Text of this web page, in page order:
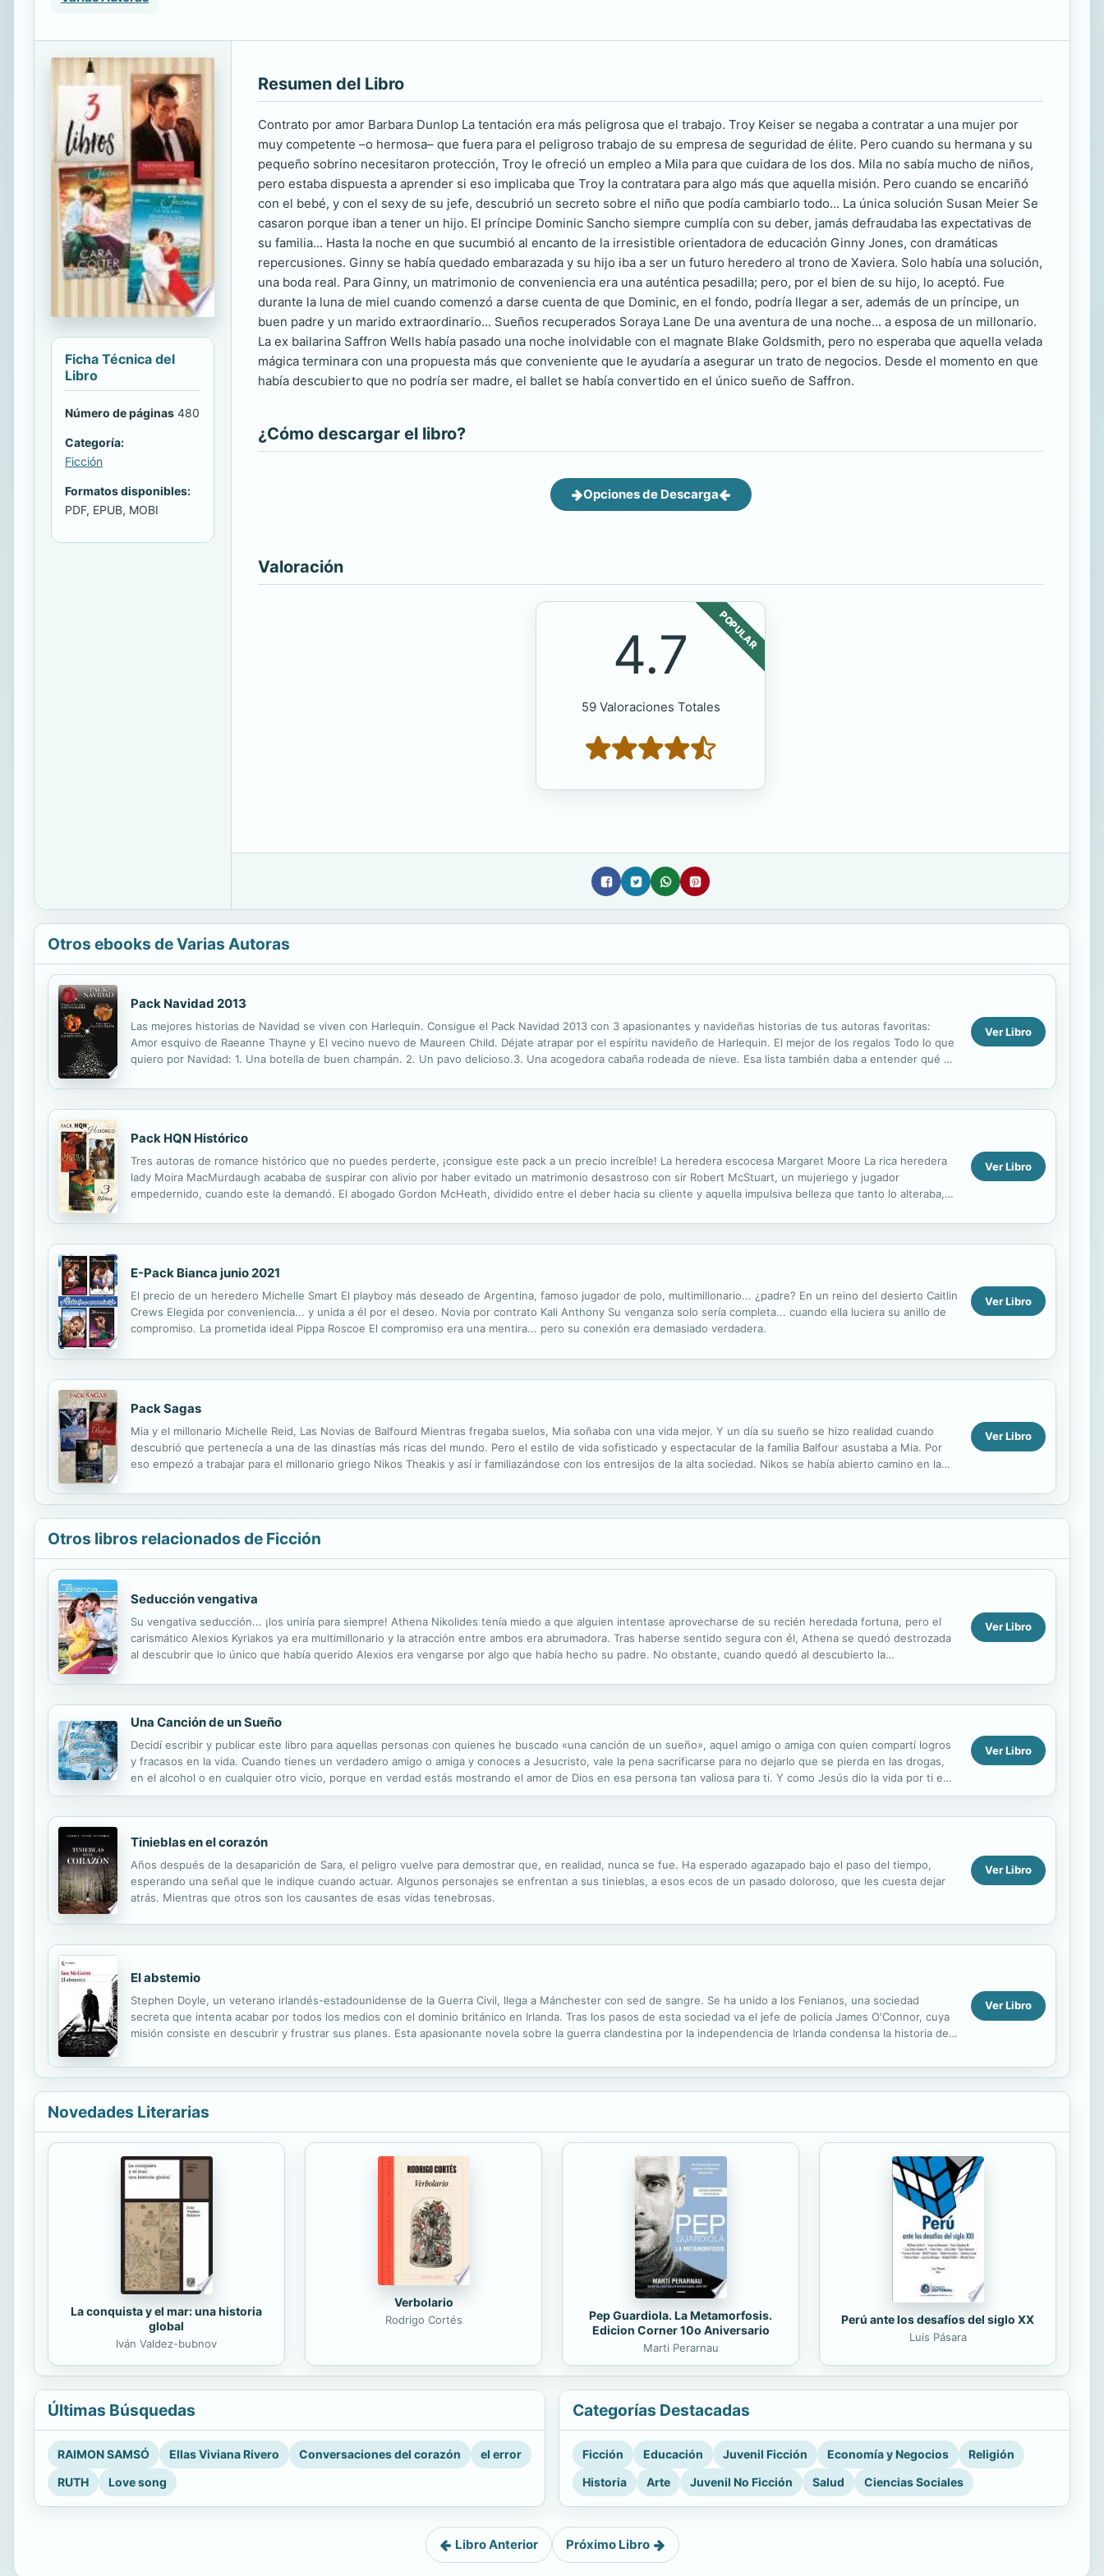
Ficha Técnica del
Libro
Número de páginas 480
Categoría:
Ficción
Formatos disponibles:
PDF, EPUB, MOBI
Resumen del Libro
Contrato por amor Barbara Dunlop La tentación era más peligrosa que el trabajo. Troy Keiser se negaba a contratar a una mujer por
muy competente –o hermosa– que fuera para el peligroso trabajo de su empresa de seguridad de élite. Pero cuando su hermana y su
pequeño sobrino necesitaron protección, Troy le ofreció un empleo a Mila para que cuidara de los dos. Mila no sabía mucho de niños,
pero estaba dispuesta a aprender si eso implicaba que Troy la contratara para algo más que aquella misión. Pero cuando se encariñó
con el bebé, y con el sexy de su jefe, descubrió un secreto sobre el niño que podía cambiarlo todo... La única solución Susan Meier Se
casaron porque iban a tener un hijo. El príncipe Dominic Sancho siempre cumplía con su deber, jamás defraudaba las expectativas de
su familia... Hasta la noche en que sucumbió al encanto de la irresistible orientadora de educación Ginny Jones, con dramáticas
repercusiones. Ginny se había quedado embarazada y su hijo iba a ser un futuro heredero al trono de Xaviera. Solo había una solución,
una boda real. Para Ginny, un matrimonio de conveniencia era una auténtica pesadilla; pero, por el bien de su hijo, lo aceptó. Fue
durante la luna de miel cuando comenzó a darse cuenta de que Dominic, en el fondo, podría llegar a ser, además de un príncipe, un
buen padre y un marido extraordinario... Sueños recuperados Soraya Lane De una aventura de una noche... a esposa de un millonario.
La ex bailarina Saffron Wells había pasado una noche inolvidable con el magnate Blake Goldsmith, pero no esperaba que aquella velada
mágica terminara con una propuesta más que conveniente que le ayudaría a asegurar un trato de negocios. Desde el momento en que
había descubierto que no podría ser madre, el ballet se había convertido en el único sueño de Saffron.
¿Cómo descargar el libro?
Opciones de Descarga
Valoración
POPULAR
4.7
59 Valoraciones Totales
Otros ebooks de Varias Autoras
Pack Navidad 2013
Las mejores historias de Navidad se viven con Harlequin. Consigue el Pack Navidad 2013 con 3 apasionantes y navideñas historias de tus autoras favoritas:
Amor esquivo de Raeanne Thayne y El vecino nuevo de Maureen Child. Déjate atrapar por el espíritu navideño de Harlequin. El mejor de los regalos Todo lo que
quiero por Navidad: 1. Una botella de buen champán. 2. Un pavo delicioso.3. Una acogedora cabaña rodeada de nieve. Esa lista también daba a entender qué no
Ver Libro
Pack HQN Histórico
Tres autoras de romance histórico que no puedes perderte, ¡consigue este pack a un precio increíble! La heredera escocesa Margaret Moore La rica heredera
lady Moira MacMurdaugh acababa de suspirar con alivio por haber evitado un matrimonio desastroso con sir Robert McStuart, un mujeriego y jugador
empedernido, cuando este la demandó. El abogado Gordon McHeath, dividido entre el deber hacia su cliente y aquella impulsiva belleza que tanto lo alteraba,
Ver Libro
E-Pack Bianca junio 2021
El precio de un heredero Michelle Smart El playboy más deseado de Argentina, famoso jugador de polo, multimillonario... ¿padre? En un reino del desierto Caitlin
Crews Elegida por conveniencia... y unida a él por el deseo. Novia por contrato Kali Anthony Su venganza solo sería completa... cuando ella luciera su anillo de
compromiso. La prometida ideal Pippa Roscoe El compromiso era una mentira... pero su conexión era demasiado verdadera.
Ver Libro
Pack Sagas
Mia y el millonario Michelle Reid, Las Novias de Balfourd Mientras fregaba suelos, Mia soñaba con una vida mejor. Y un día su sueño se hizo realidad cuando
descubrió que pertenecía a una de las dinastías más ricas del mundo. Pero el estilo de vida sofisticado y espectacular de la familia Balfour asustaba a Mia. Por
eso empezó a trabajar para el millonario griego Nikos Theakis y así ir familiazándose con los entresijos de la alta sociedad. Nikos se había abierto camino en la
Ver Libro
Otros libros relacionados de Ficción
Seducción vengativa
Su vengativa seducción... ¡los uniría para siempre! Athena Nikolides tenía miedo a que alguien intentase aprovecharse de su recién heredada fortuna, pero el
carismático Alexios Kyriakos ya era multimillonario y la atracción entre ambos era abrumadora. Tras haberse sentido segura con él, Athena se quedó destrozada
al descubrir que lo único que había querido Alexios era vengarse por algo que había hecho su padre. No obstante, cuando quedó al descubierto la
Ver Libro
Una Canción de un Sueño
Decidí escribir y publicar este libro para aquellas personas con quienes he buscado «una canción de un sueño», aquel amigo o amiga con quien compartí logros
y fracasos en la vida. Cuando tienes un verdadero amigo o amiga y conoces a Jesucristo, vale la pena sacrificarse para no dejarlo que se pierda en las drogas,
en el alcohol o en cualquier otro vicio, porque en verdad estás mostrando el amor de Dios en esa persona tan valiosa para ti. Y como Jesús dio la vida por ti en
una cruel cruz, así les muestras ese amor a todas las personas, y no solo hablo de amigos y amigas, sino a...
Ver Libro
Tinieblas en el corazón
Años después de la desaparición de Sara, el peligro vuelve para demostrar que, en realidad, nunca se fue. Ha esperado agazapado bajo el paso del tiempo,
esperando una señal que le indique cuando actuar. Algunos personajes se enfrentan a sus tinieblas, a esos ecos de un pasado doloroso, que les cuesta dejar
atrás. Mientras que otros son los causantes de esas vidas tenebrosas.
Ver Libro
El abstemio
Stephen Doyle, un veterano irlandés-estadounidense de la Guerra Civil, llega a Mánchester con sed de sangre. Se ha unido a los Fenianos, una sociedad
secreta que intenta acabar por todos los medios con el dominio británico en Irlanda. Tras los pasos de esta sociedad va el jefe de policía James O'Connor, cuya
misión consiste en descubrir y frustrar sus planes. Esta apasionante novela sobre la guerra clandestina por la independencia de Irlanda condensa la historia de
Ver Libro
Novedades Literarias
La conquista y el mar: una historia
global
Iván Valdez-bubnov
Verbolario
Rodrigo Cortés
Pep Guardiola. La Metamorfosis.
Edicion Corner 10o Aniversario
Marti Perarnau
Perú ante los desafíos del siglo XX
Luis Pásara
Últimas Búsquedas
RAIMON SAMSÓ Ellas Viviana Rivero Conversaciones del corazón
el error
RUTH
Love song
Categorías Destacadas
Ficción Educación Juvenil Ficción Economía y Negocios
Religión
Historia
Arte Juvenil No Ficción Salud Ciencias Sociales
Libro Anterior Próximo Libro